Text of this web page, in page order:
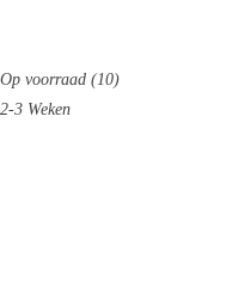
Op voorraad(10)
2-3 Weken